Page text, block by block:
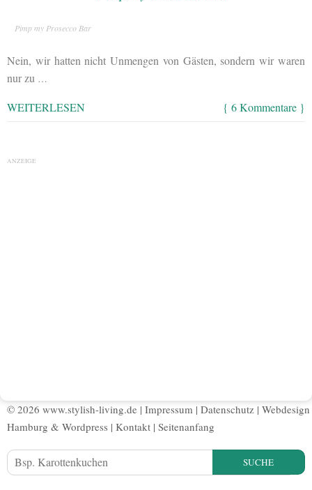
Pimp my Prosecco Bar
Nein, wir hatten nicht Unmengen von Gästen, sondern wir waren
nur zu …
WEITERLESEN { 6 Kommentare }
ANZEIGE
© 2026 www.stylish-living.de | Impressum | Datenschutz | Webdesign
Hamburg & Wordpress | Kontakt | Seitenanfang
SUCHE